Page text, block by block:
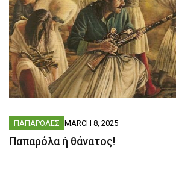
ΠΑΠΑΡΟΛΕΣ MARCH 8, 2025
Παπαρόλα ή θάνατος!